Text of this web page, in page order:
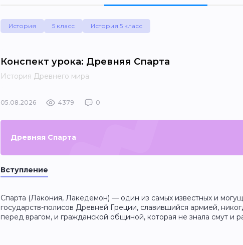
История 5 класс История 5 класс
Конспект урока: Древняя Спарта
История Древнего мира
05.08.2026 4379 0
Древняя Спарта
Вступление
Спарта (Лакония, Лакедемон) — один из самых известных и
государств-полисов Древней Греции, славившийся армией,
перед врагом, и гражданской общиной, которая не знала смут и